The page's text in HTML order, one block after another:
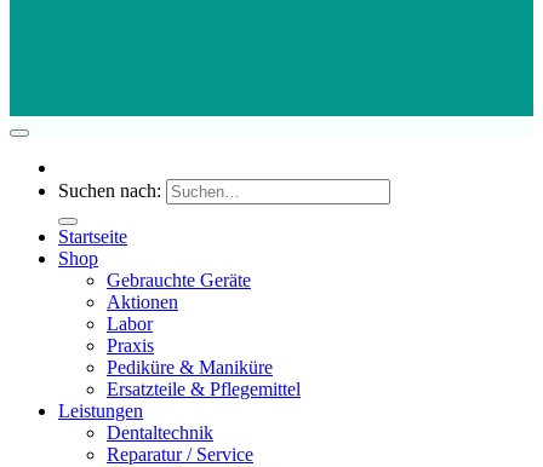
Suchen nach:
Startseite
Shop
Gebrauchte Geräte
Aktionen
Labor
Praxis
Pediküre & Maniküre
Ersatzteile & Pflegemittel
Leistungen
Dentaltechnik
Reparatur / Service